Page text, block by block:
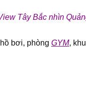
Tây Bắc nhìn
bơi, phòng GYM,